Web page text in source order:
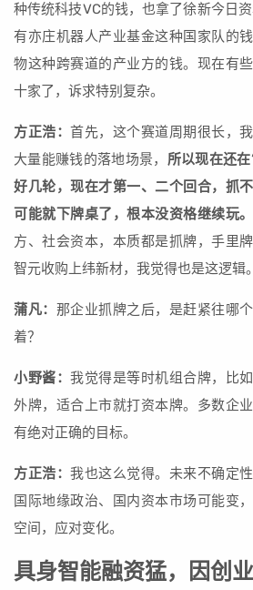
种传统科技VC的钱，也拿了徐新今日
有亦庄机器人产业基金这种国家队的
物这种跨赛道的产业方的钱。现在有
十家了，诉求特别复杂。
方正浩： 首先，这个赛道周期很长，
大量能赚钱的落地场景， 所以现在还
好几轮，现在才第一、二个回合，抓
可能就下牌桌了，根本没资格继续玩。
方、社会资本，本质都是抓牌，手里
智元收购上纬新材，我觉得也是这逻辑。
蒲凡： 那企业抓牌之后，是赶紧往哪
着？
小野酱： 我觉得是等时机组合牌，比
外牌，适合上市就打资本牌。多数企
有绝对正确的目标。
方正浩： 我也这么觉得。未来不确定
国际地缘政治、国内资本市场可能变
空间，应对变化。
具身智能融资猛，因创